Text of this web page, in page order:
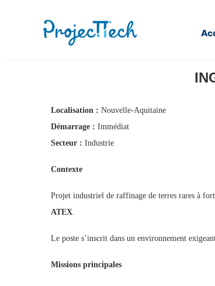
Localisation : Nouvelle-Aquitaine
Démarrage : Immédiat
Secteur : Industrie
Contexte
Projet industriel de raffinage de terres rares à
ATEX.
Le poste s’inscrit dans un environnement
Missions principales